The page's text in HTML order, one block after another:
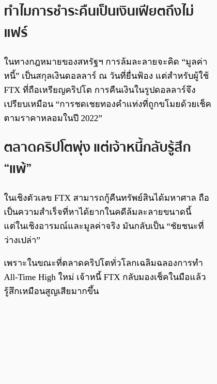
ทำไมการชำระคืนเป็นเงินเฟียตถึงไม่
แฟร์
ในทางกฎหมายของสหรัฐฯ การล้มละลายจะคิด “มูลค่า
หนี้” เป็นสกุลเงินดอลลาร์ ณ วันที่ยื่นฟ้อง แต่สำหรับผู้ใช้
FTX ที่ถือเหรียญคริปโต การคืนเงินในรูปดอลลาร์จึง
เปรียบเหมือน “การชดเชยทองคำแท่งที่ถูกขโมยด้วยเช็ค
ตามราคาหลอมในปี 2022”
ตลาดคริปโตพุ่ง แต่เจ้าหนี้กลับรู้สึก
“แพ้”
ในเชิงตัวเลข FTX สามารถกู้คืนทรัพย์สินได้มหาศาล ถือ
เป็นความสำเร็จที่หาได้ยากในคดีล้มละลายขนาดนี้
แต่ในเชิงอารมณ์และมูลค่าจริง มันกลับเป็น “ชัยชนะที่
ว่างเปล่า”
เพราะในขณะที่ตลาดคริปโตทั่วโลกเฉลิมฉลองการทำ
All-Time High ใหม่ เจ้าหนี้ FTX กลับมองเช็คในมือแล้ว
รู้สึกเหมือนสูญเสียมากขึ้น